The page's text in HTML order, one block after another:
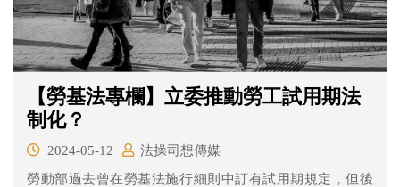
【勞基法專欄】立委推動勞工試用期法
制化？
2024-05-12
法操司想傳媒
勞動部過去曾在勞基法施行細則中訂有試用期規定，但後